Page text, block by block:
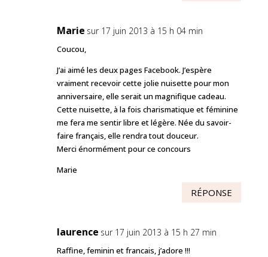
Marie sur 17 juin 2013 à 15 h 04 min
Coucou,
J’ai aimé les deux pages Facebook. J’espère
vraiment recevoir cette jolie nuisette pour mon
anniversaire, elle serait un magnifique cadeau.
Cette nuisette, à la fois charismatique et féminine
me fera me sentir libre et légère. Née du savoir-
faire français, elle rendra tout douceur.
Merci énormément pour ce concours
Marie
RÉPONSE
laurence sur 17 juin 2013 à 15 h 27 min
Raffine, feminin et francais, j’adore !!!